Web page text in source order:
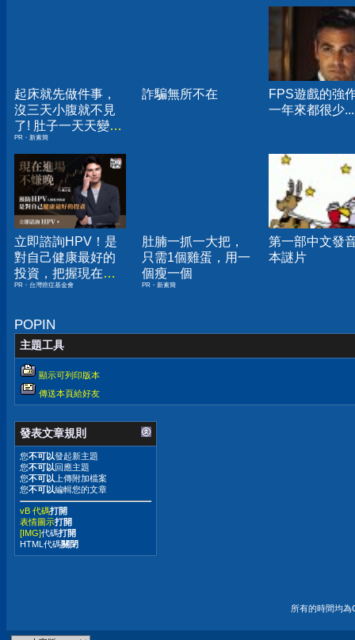
起床就先做件事，
沒三天小腹就不見
了! 肚子一天天變
小！
PR・新素簡
詐騙無所不在
FPS遊戲的強
一年來都很少
立即諮詢HPV！是
對自己健康最好的
投資，把握現在不
嫌晚！
PR・台灣癌症基金會
肚腩一抓一大把，
只需1個雞蛋，用一
個瘦一個
PR・新素簡
第一部中文發
本謎片
POPIN
主題工具
顯示可列印版本
傳送本頁給好友
發表文章規則
您不可以發起新主題
您不可以 回應主題
您不可以 上傳附加檔案
您不可以編輯您的文章
vB 代碼打開
表情圖示打開
[IMG]代碼打開
HTML代碼關閉
所有的時間均為